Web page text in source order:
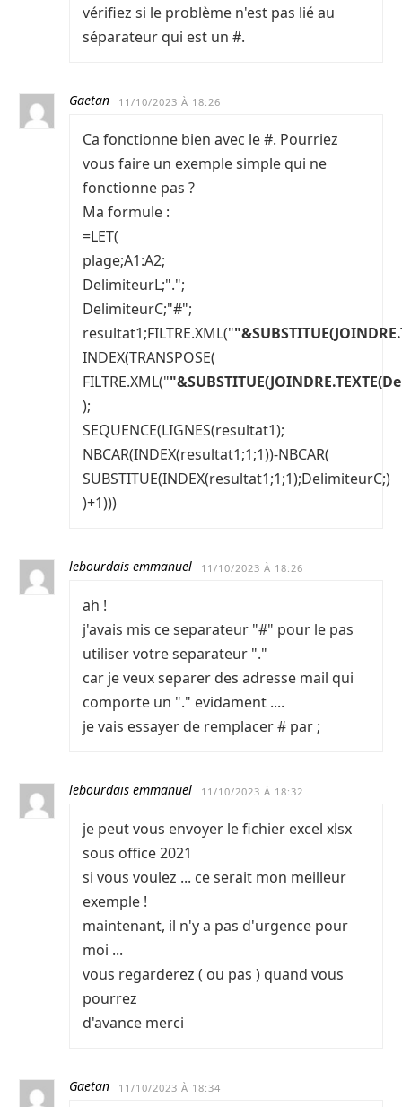
vérifiez si le problème n'est pas lié au
séparateur qui est un #.
Gaetan 11/10/2023 À 18:26
Ca fonctionne bien avec le #. Pourriez
vous faire un exemple simple qui ne
fonctionne pas ?
Ma formule :
=LET(
plage;A1:A2;
DelimiteurL;".";
DelimiteurC;"#";
resultat1;FILTRE.XML("
INDEX(TRANSPOSE(
FILTRE.XML("
);
SEQUENCE(LIGNES(resultat1);
NBCAR(INDEX(resultat1;1;1))-NBCAR(
SUBSTITUE(INDEX(resultat1;1;1);DelimiteurC;)
)+1)))
lebourdais emmanuel 11/10/2023 À 18:26
ah !
j'avais mis ce separateur "#" pour le pas
utiliser votre separateur "."
car je veux separer des adresse mail qui
comporte un "." evidament ....
je vais essayer de remplacer # par ;
lebourdais emmanuel 11/10/2023 À 18:32
je peut vous envoyer le fichier excel xlsx
sous office 2021
si vous voulez ... ce serait mon meilleur
exemple !
maintenant, il n'y a pas d'urgence pour
moi ...
vous regarderez ( ou pas ) quand vous
pourrez
d'avance merci
Gaetan 11/10/2023 À 18:34